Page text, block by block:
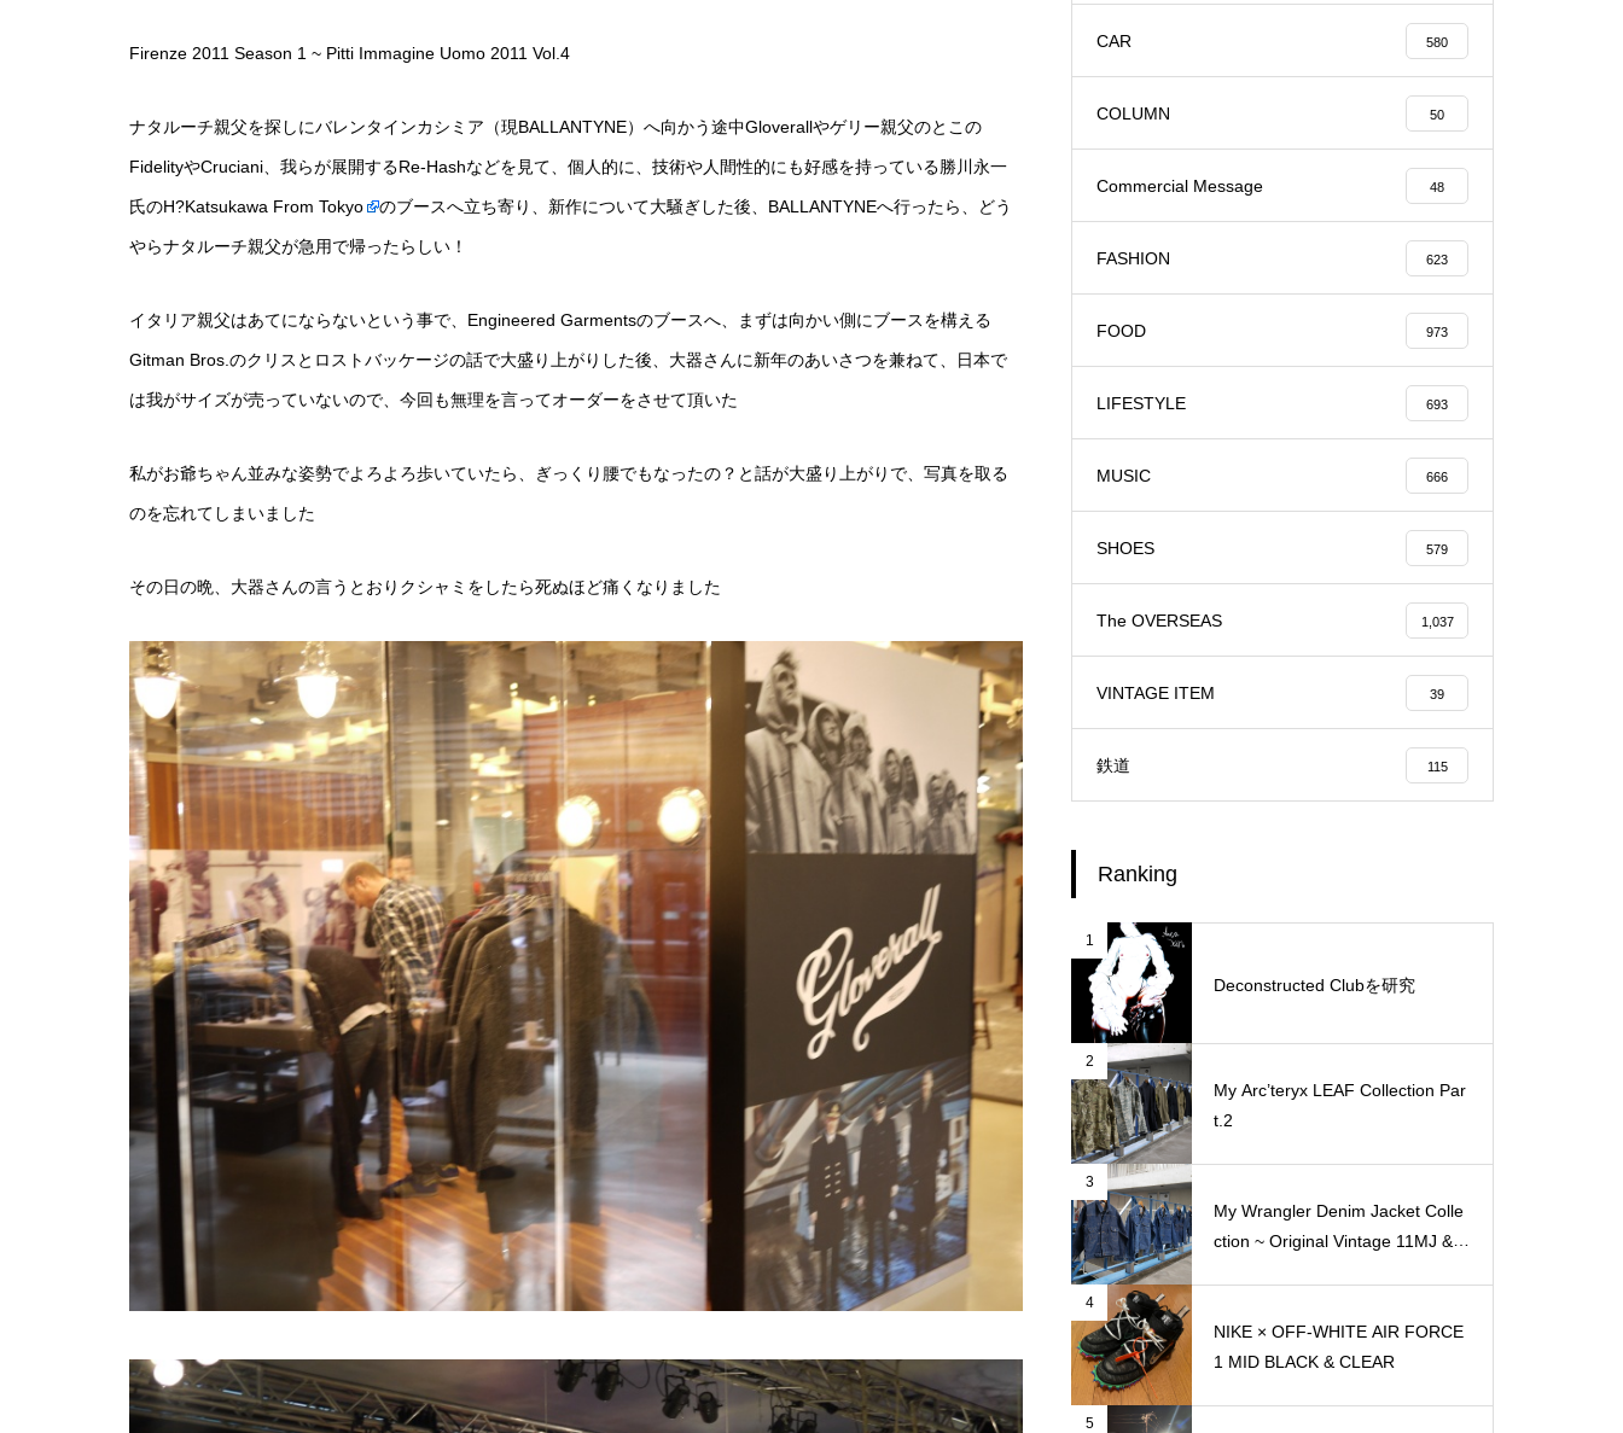
Firenze 2011 Season 1 ~ Pitti Immagine Uomo 2011 Vol.4
ナタルーチ親父を探しにバレンタインカシミア（現BALLANTYNE）へ向かう途中Gloverallやゲリー親父のとこの
FidelityやCruciani、我らが展開するRe-Hashなどを見て、個人的に、技術や人間性的にも好感を持っている勝川永一
氏のH?Katsukawa From Tokyo のブースへ立ち寄り、新作について大騒ぎした後、BALLANTYNEへ行ったら、どう
やらナタルーチ親父が急用で帰ったらしい！
イタリア親父はあてにならないという事で、Engineered Garmentsのブースへ、まずは向かい側にブースを構える
Gitman Bros.のクリスとロストバッケージの話で大盛り上がりした後、大器さんに新年のあいさつを兼ねて、日本で
は我がサイズが売っていないので、今回も無理を言ってオーダーをさせて頂いた
私がお爺ちゃん並みな姿勢でよろよろ歩いていたら、ぎっくり腰でもなったの？と話が大盛り上がりで、写真を取る
のを忘れてしまいました
その日の晩、大器さんの言うとおりクシャミをしたら死ぬほど痛くなりました
CAR 580
COLUMN 50
Commercial Message 48
FASHION 623
FOOD 973
LIFESTYLE 693
MUSIC 666
SHOES 579
The OVERSEAS 1,037
VINTAGE ITEM 39
鉄道 115
Ranking
1
Deconstructed Clubを研究
2
My Arc’teryx LEAF Collection Par
t.2
3
My Wrangler Denim Jacket Colle
ction ~ Original Vintage 11MJ & 1
4
NIKE × OFF-WHITE AIR FORCE
1 MID BLACK & CLEAR
5